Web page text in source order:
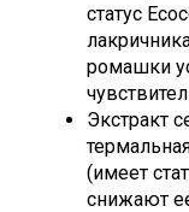
статус
ромашки
Экстракт
(имеет
снижают